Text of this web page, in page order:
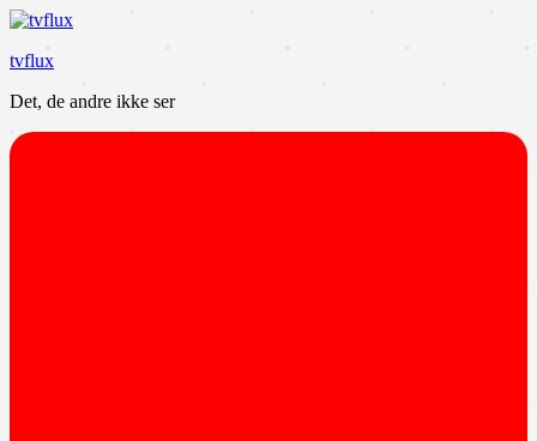
Videre
indhold
tvflux
Det, de andre ikke ser